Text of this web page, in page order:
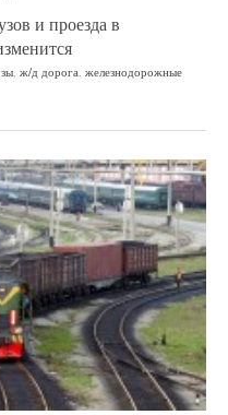
и проезда в
ж/д дорога железнодорожные